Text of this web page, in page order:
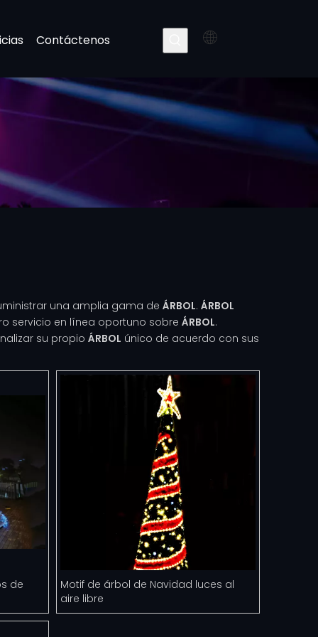
Contáctenos
una amplia gama de ÁRBOL. ÁRBOL
servicio en línea oportuno sobre ÁRBOL.
su propio ÁRBOL único de acuerdo con sus
de
Motif de árbol de Navidad luces al
aire libre